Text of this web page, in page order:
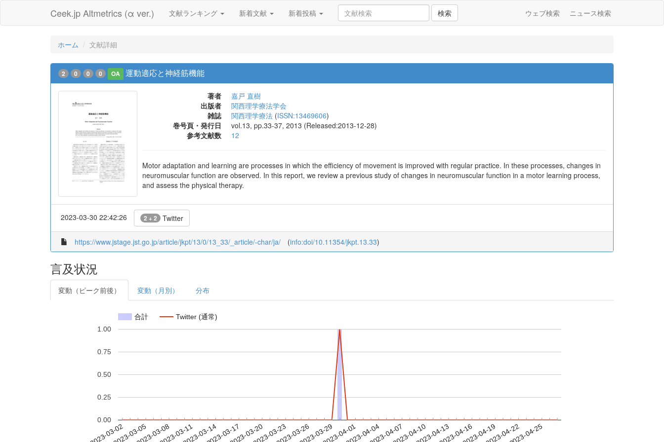
Ceek.jp Altmetrics (α ver.) 文献ランキング 新着文献 新着投稿 検索 ウェブ検索 ニュース検索
ホーム 文献詳細
2 0 0 0 OA 運動適応と神経筋機能
著者
嘉戸 直樹
出版者
関西理学療法学会
雑誌
関西理学療法 (ISSN:13469606)
巻号頁・発行日
vol.13, pp.33-37, 2013 (Released:2013-12-28)
参考文献数
12
Motor adaptation and learning are processes in which the efficiency of movement is improved with regular practice. In these processes, changes in
neuromuscular function are observed. In this report, we review a previous study of changes in neuromuscular function in a motor learning process,
and assess the physical therapy.
2023-03-30 22:42:26 2 + 2 Twitter
https://www.jstage.jst.go.jp/article/jkpt/13/0/13_33/_article/-char/ja/ (info:doi/10.11354/jkpt.13.33)
言及状況
変動（ピーク前後） 変動（月別） 分布
合計 Twitter (通常)
2023-03-022023-03-052023-03-082023-03-112023-03-142023-03-172023-03-202023-03-232023-03-262023-03-292023-04-012023-04-042023-04-072023-04-102023-04-132023-04-162023-04-192023-04-222023-04-25
0.00
0.25
0.50
0.75
1.00